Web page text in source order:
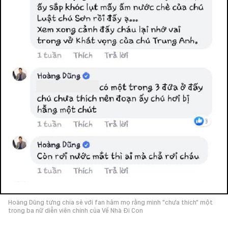
Hoàng Dũng từng chia sẻ với fan hâm mọ rằng mình "chưa thích" một
trong ba nữ diễn viên chính của Về Nhà Đi Con